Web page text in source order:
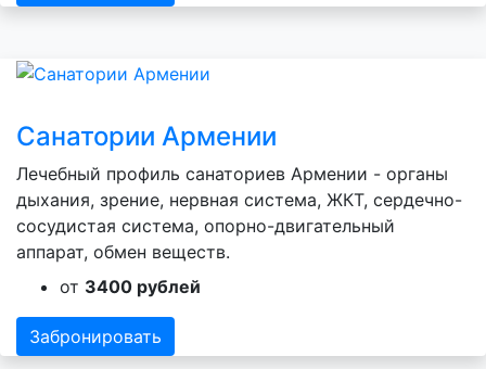
Санатории Армении
Лечебный профиль санаториев Армении - органы
дыхания, зрение, нервная система, ЖКТ, сердечно-
сосудистая система, опорно-двигательный
аппарат, обмен веществ.
от 3400 рублей
Забронировать